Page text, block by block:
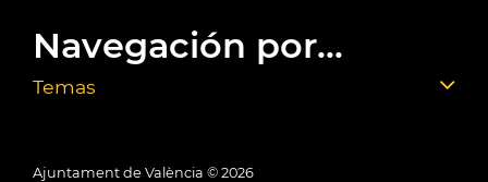
Navegación por...
Temas
Ajuntament de València © 2026